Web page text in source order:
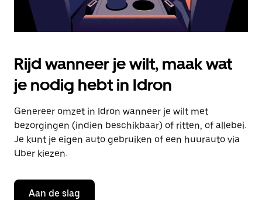
Rijd wanneer je wilt, maak wat
je nodig hebt in Idron
Genereer omzet in Idron wanneer je wilt met
bezorgingen (indien beschikbaar) of ritten, of allebei.
Je kunt je eigen auto gebruiken of een huurauto via
Uber kiezen.
Aan de slag